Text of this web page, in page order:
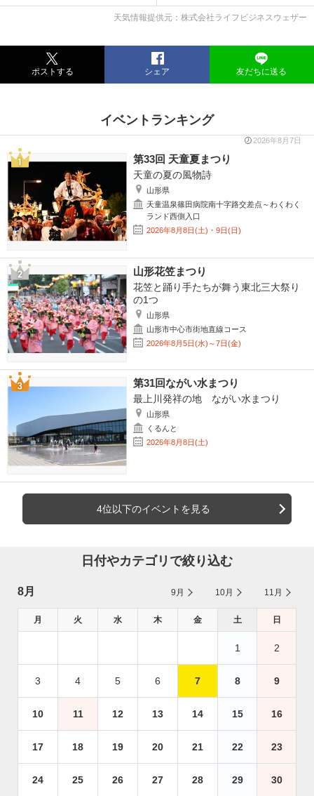
天気情報提供元：株式会社ライフビジネスウェザー
ポストする シェア 友だちに送る
イベントランキング
2026年8月7日
第33回 天童夏まつり
天童の夏の風物詩
山形県
天童温泉篠田病院南十字路交差点～わくわく
ランド西側入口
2026年8月8日(土)・9日(日)
山形花笠まつり
花笠と踊り手たちが舞う東北三大祭り
の1つ
山形県
山形市中心市街地直線コース
2026年8月5日(水)～7日(金)
第31回ながい水まつり
最上川発祥の地 ながい水まつり
山形県
くるんと
2026年8月8日(土)
4位以下のイベントを見る
日付やカテゴリで絞り込む
8月 9月 10月 11月
月 火 水 木 金 土 日
1 2
3 4 5 6 7 8 9
10 11 12 13 14 15 16
17 18 19 20 21 22 23
24 25 26 27 28 29 30